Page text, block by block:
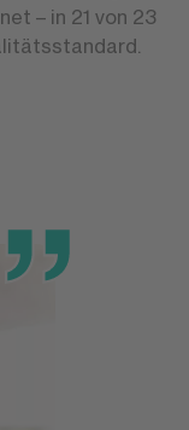
– in 21 von 23